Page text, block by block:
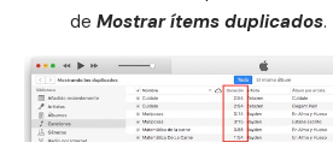
de Mostrar ítems duplicados.